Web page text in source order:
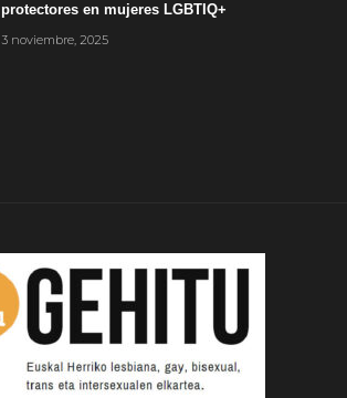
protectores en mujeres LGBTIQ+
3 noviembre, 2025